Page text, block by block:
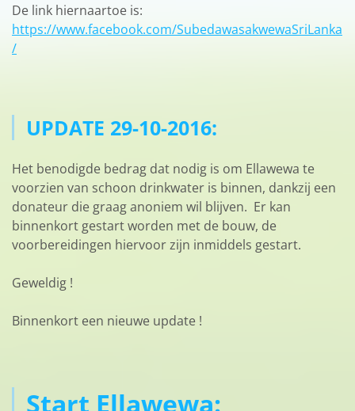
De link hiernaartoe is:
https://www.facebook.com/SubedawasakwewaSriLanka
/
UPDATE 29-10-2016:
Het benodigde bedrag dat nodig is om Ellawewa te
voorzien van schoon drinkwater is binnen, dankzij een
donateur die graag anoniem wil blijven. Er kan
binnenkort gestart worden met de bouw, de
voorbereidingen hiervoor zijn inmiddels gestart.
Geweldig !
Binnenkort een nieuwe update !
Start Ellawewa: